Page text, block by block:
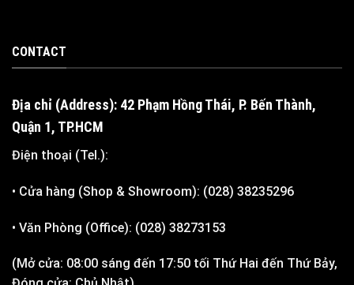
CONTACT
Địa chỉ (Address): 42 Phạm Hồng Thái, P. Bến Thành,
Quận 1, TP.HCM
Điện thoại (Tel.):
• Cửa hàng (Shop & Showroom): (028) 38235296
• Văn Phòng (Office): (028) 38273153
(Mở cửa: 08:00 sáng đến 17:50 tối Thứ Hai đến Thứ Bảy,